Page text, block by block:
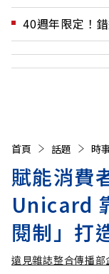
40週年限定！
首頁 話題 時
賦能消費
Unicard
閱制」打
遠見雜誌整合傳播部